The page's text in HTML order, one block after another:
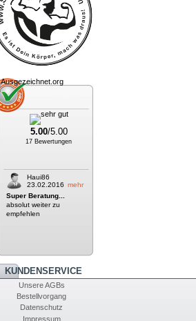
5.00/5.00
17 Bewertungen
Haui86
23.02.2016 mehr
Super Beratung...
absolut weiter zu
empfehlen
KUNDENSERVICE
Unsere AGBs
Bestellvorgang
Datenschutz
Impressum